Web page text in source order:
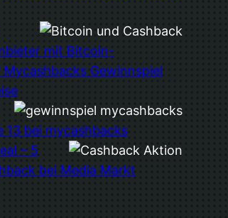
mit Bitcoin-
Mycashbacks Gewinnspiel
13 bei mycashbacks
– 5
bei Media Markt